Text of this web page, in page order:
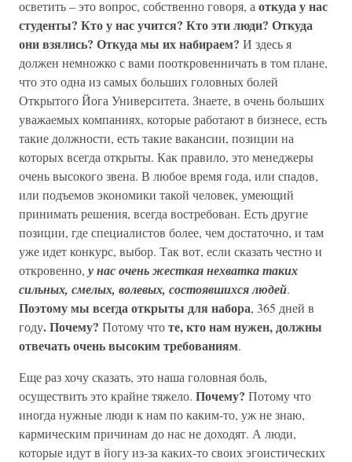
осветить – это вопрос, собственно говоря, а откуда у нас
студенты? Кто у нас учится? Кто эти люди? Откуда
они взялись? Откуда мы их набираем? И здесь я
должен немножко с вами пооткровенничать в том плане,
что это одна из самых больших головных болей
Открытого Йога Университета. Знаете, в очень больших
уважаемых компаниях, которые работают в бизнесе, есть
такие должности, есть такие вакансии, позиции на
которых всегда открыты. Как правило, это менеджеры
очень высокого звена. В любое время года, или спадов,
или подъемов экономики такой человек, умеющий
принимать решения, всегда востребован. Есть другие
позиции, где специалистов более, чем достаточно, и там
уже идет конкурс, выбор. Так вот, если сказать честно и
откровенно, у нас очень жесткая нехватка таких
сильных, смелых, волевых, состоявшихся людей.
Поэтому мы всегда открыты для набора, 365 дней в
году. Почему? Потому чтоте, кто нам нужен, должны
отвечать очень высоким требованиям.
Еще раз хочу сказать, это наша головная боль,
осуществить это крайне тяжело. Почему? Потому что
иногда нужные люди к нам по каким-то, уж не знаю,
кармическим причинам до нас не доходят. А люди,
которые идут в йогу из-за каких-то своих эгоистических